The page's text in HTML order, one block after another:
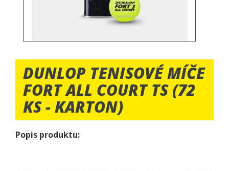
DUNLOP TENISOVÉ MÍČE
FORT ALL COURT TS (72
KS - KARTON)
Popis produktu: